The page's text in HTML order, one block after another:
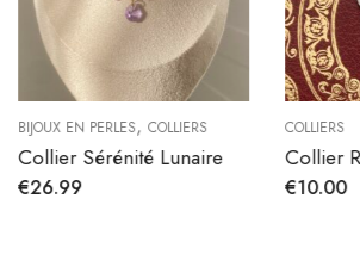
BIJOUX EN PERLES, COLLIERS
Collier Sérénité Lunaire
€26.99
COLLIERS
€10.00